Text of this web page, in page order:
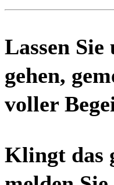
Lassen Sie
gehen,
voller
Klingt das